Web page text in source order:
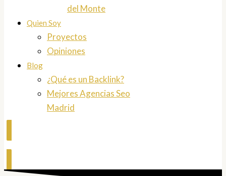
del Monte
Quien Soy
Proyectos
Opiniones
Blog
¿Qué es un Backlink?
Mejores Agencias Seo
Madrid